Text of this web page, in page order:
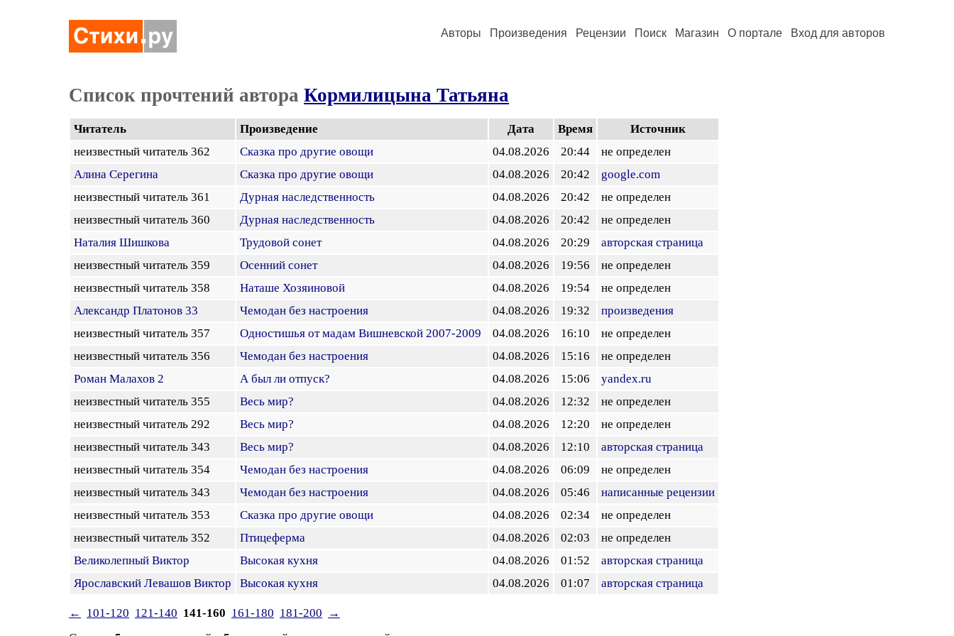
Авторы Произведения Рецензии Поиск Магазин О портале Вход для авторов
Список прочтений автора Кормилицына Татьяна
Читатель Произведение Дата Время
Источник
неизвестный читатель 362
Сказка про другие овощи 04.08.2026 20:44
не определен
Алина Серегина
Сказка про другие овощи 04.08.2026 20:42
google.com
неизвестный читатель 361
Дурная наследственность 04.08.2026 20:42
не определен
неизвестный читатель 360
Дурная наследственность 04.08.2026 20:42
не определен
Наталия Шишкова
Трудовой сонет 04.08.2026 20:29
авторская страница
неизвестный читатель 359
Осенний сонет 04.08.2026 19:56
не определен
неизвестный читатель 358
Наташе Хозяиновой 04.08.2026 19:54
не определен
Александр Платонов 33
Чемодан без настроения 04.08.2026 19:32
произведения
неизвестный читатель 357
Одностишья от мадам Вишневской 2007-2009 04.08.2026 16:10
не определен
неизвестный читатель 356
Чемодан без настроения 04.08.2026 15:16
не определен
Роман Малахов 2
А был ли отпуск? 04.08.2026 15:06
yandex.ru
неизвестный читатель 355
Весь мир? 04.08.2026 12:32
не определен
неизвестный читатель 292
Весь мир? 04.08.2026 12:20
не определен
неизвестный читатель 343
Весь мир? 04.08.2026 12:10
авторская страница
неизвестный читатель 354
Чемодан без настроения 04.08.2026 06:09
не определен
неизвестный читатель 343
Чемодан без настроения 04.08.2026 05:46
написанные рецензии
неизвестный читатель 353
Сказка про другие овощи 04.08.2026 02:34
не определен
неизвестный читатель 352
Птицеферма 04.08.2026 02:03
не определен
Великолепный Виктор
Высокая кухня 04.08.2026 01:52
авторская страница
Ярославский Левашов Виктор
Высокая кухня 04.08.2026 01:07 авторская страница
← 101-120 121-140 141-160 161-180 181-200
→